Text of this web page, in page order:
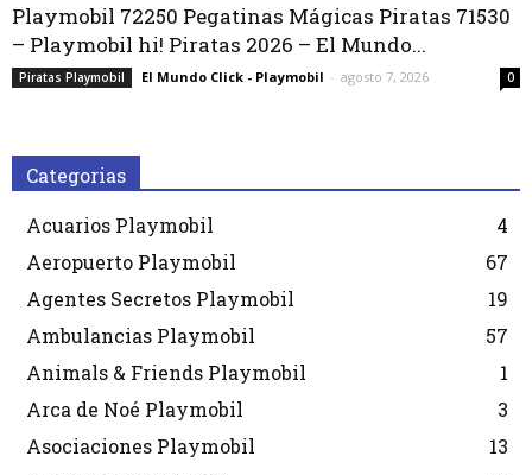
Playmobil 72250 Pegatinas Mágicas Piratas 71530
– Playmobil hi! Piratas 2026 – El Mundo...
Piratas Playmobil El Mundo Click - Playmobil - agosto 7, 2026 0
Categorias
Acuarios Playmobil
4
Aeropuerto Playmobil
67
Agentes Secretos Playmobil
19
Ambulancias Playmobil
57
Animals & Friends Playmobil
1
Arca de Noé Playmobil
3
Asociaciones Playmobil
13